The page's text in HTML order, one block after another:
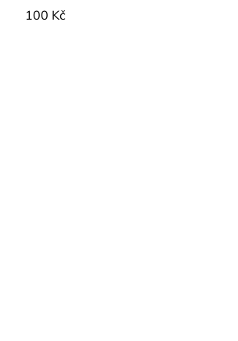
100 Kč